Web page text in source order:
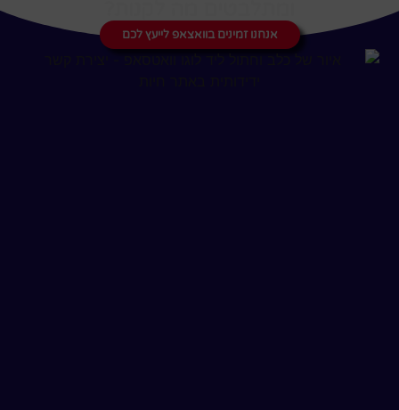
אנחנו זמינים בוואצאפ לייעץ לכם